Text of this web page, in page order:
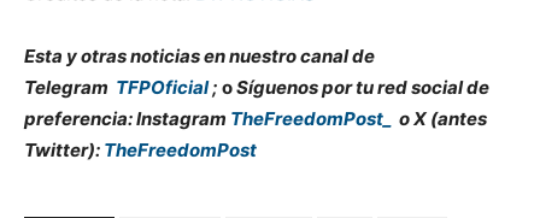
Esta y otras noticias en nuestro canal de
Telegram TFPOficial; oSíguenos por tu red social de
preferencia: Instagram TheFreedomPost_
o X (antes
Twitter): TheFreedomPost